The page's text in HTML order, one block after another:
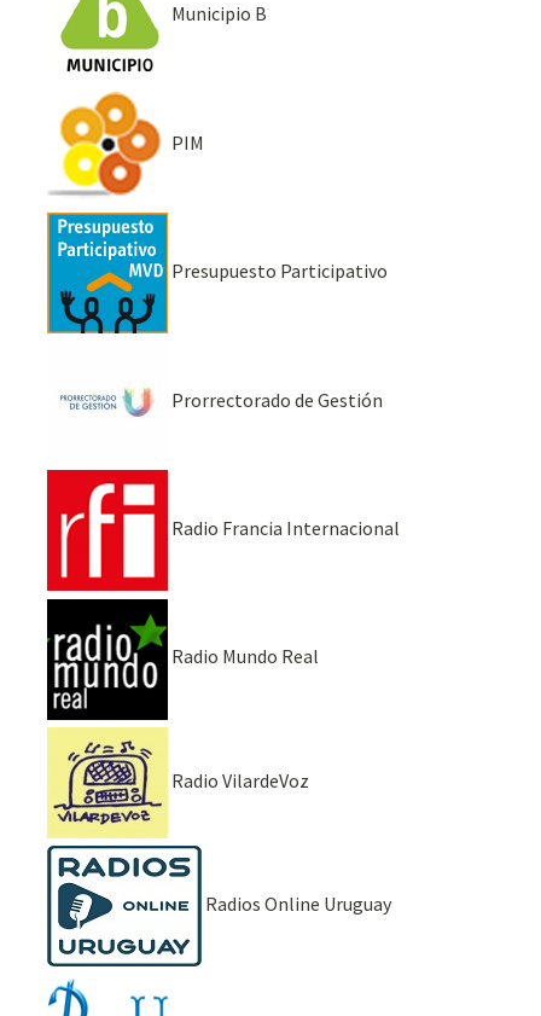
Municipio B
PIM
Presupuesto Participativo
Prorrectorado de Gestión
Radio Francia Internacional
Radio Mundo Real
Radio VilardeVoz
Radios Online Uruguay